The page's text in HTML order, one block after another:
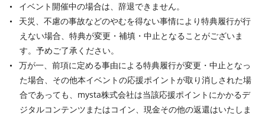
イベント開催中の場合は、辞退できません。
天災、不慮の事故などのやむを得ない事情により特典履行が行
えない場合、特典が変更・補填・中止となることがございま
す。予めご了承ください。
万が一、前項に定める事由による特典履行が変更・中止となっ
た場合、その他本イベントの応援ポイントが取り消しされた場
合であっても、mysta株式会社は当該応援ポイントにかかるデ
ジタルコンテンツまたはコイン、現金その他の返還はいたしま